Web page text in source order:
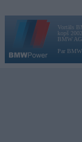
Vortāls
kopš
BMW AG.
Par